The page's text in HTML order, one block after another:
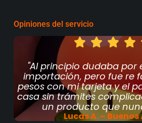
Opiniones del servicio
"Al principio dudaba por
importación, pero fue re
pesos con mi tarjeta y el
casa sin trámites
un producto que
Lucas A. – Buenos